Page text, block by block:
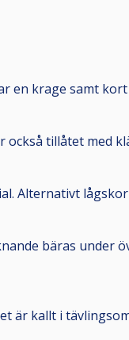
en krage samt
också tillåtet med
Alternativt
bäras under
är kallt i